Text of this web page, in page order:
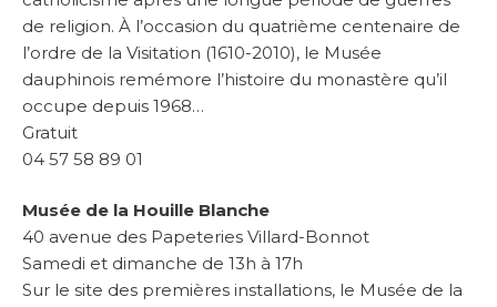
de religion. À l’occasion du quatrième centenaire de
l’ordre de la Visitation (1610-2010), le Musée
dauphinois remémore l’histoire du monastère qu’il
occupe depuis 1968…
Gratuit
04 57 58 89 01
Musée de la Houille Blanche
40 avenue des Papeteries Villard-Bonnot
Samedi et dimanche de 13h à 17h
Sur le site des premières installations, le Musée de la